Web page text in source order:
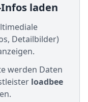
laden
Detailbilder)
werden Daten
loadbee